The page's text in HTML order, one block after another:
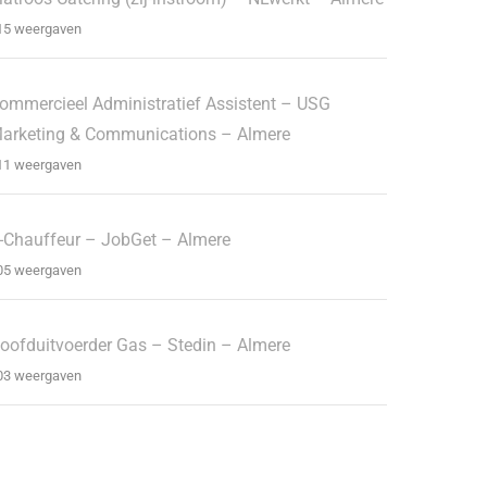
weergaven
Administratief Assistent – USG
& Communications – Almere
weergaven
Chauffeur – JobGet – Almere
weergaven
Gas – Stedin – Almere
weergaven